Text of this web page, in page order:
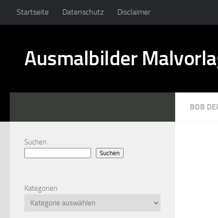
Startseite Datenschutz Disclaimer
Ausmalbilder
BOB
Suchen
Suchen
Kategorien